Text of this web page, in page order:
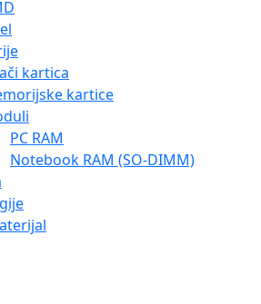
kartica
kartice
PC RAM
Notebook RAM (SO-DIMM)